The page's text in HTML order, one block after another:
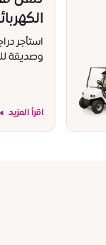
استأجر
وصديقة
اقرأ المزيد